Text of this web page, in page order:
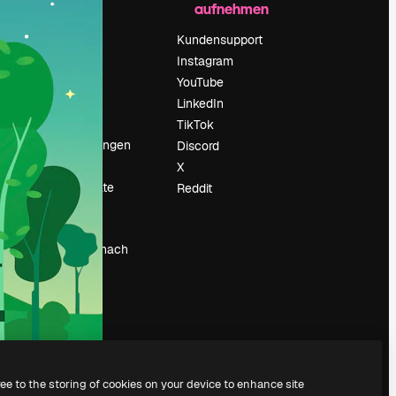
Reviews
Karriere
Suchtrends
Blog
Veranstaltungen
Slidesgo
Deine Inhalte
verkaufen
Pressesaal
Suchst du nach
magnific.ai
aufnehmen
Kundensupport
Instagram
YouTube
LinkedIn
TikTok
Discord
X
Reddit
to the storing of cookies on your device to enhance site